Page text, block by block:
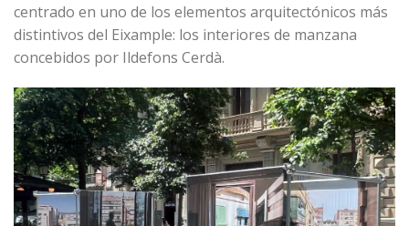
centrado en uno de los elementos arquitectónicos más
distintivos del Eixample: los interiores de manzana
concebidos por Ildefons Cerdà.